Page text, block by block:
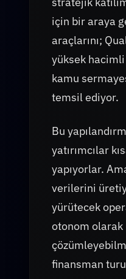
için bir araya
araçlarını;
yüksek
kamu
temsil ediyor.
Bu
yatırımcılar
yapıyorlar.
verilerini
yürütecek
otonom
finansman